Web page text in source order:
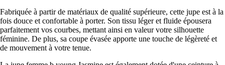
Fabriquée à partir de matériaux de qualité supérieure, cette jupe est à la
fois douce et confortable à porter. Son tissu léger et fluide épousera
parfaitement vos courbes, mettant ainsi en valeur votre silhouette
féminine. De plus, sa coupe évasée apporte une touche de légèreté et
de mouvement à votre tenue.